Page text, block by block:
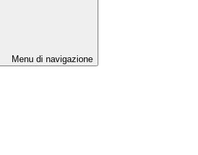
Menu di navigazione